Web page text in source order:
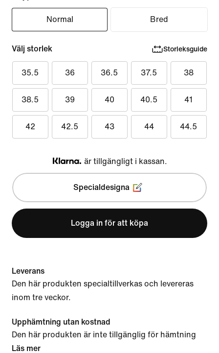
Normal Bred
Välj storlek Storleksguide
35.5 36 36.5 37.5 38
38.5 39 40 40.5 41
42 42.5 43 44 44.5
Klarna
är tillgängligt i kassan.
Specialdesigna
Logga in för att köpa
Leverans
Den här produkten specialtillverkas och levereras
inom tre veckor.
Upphämtning utan kostnad
Den här produkten är inte tillgänglig för hämtning
Läs mer